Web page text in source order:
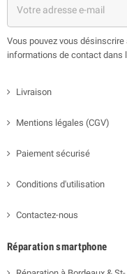
Vous pouvez vous
informations de contact dans
Livraison
Mentions légales (CGV)
Paiement sécurisé
Conditions d'utilisation
Contactez-nous
Réparation smartphone